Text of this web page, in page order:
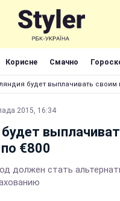
Корисне Смачно
будет выплачивать своим
2015, 16:34
€800
должен стать